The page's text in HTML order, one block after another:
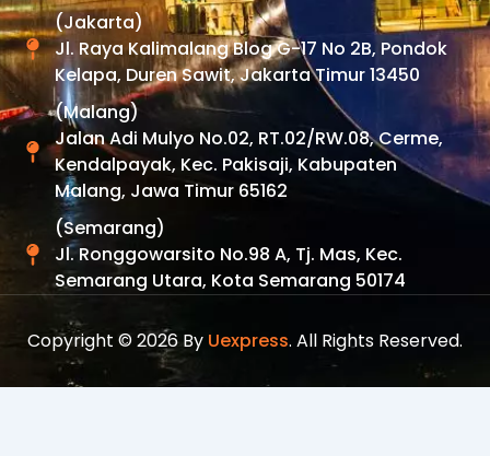
(Jakarta)
Jl. Raya Kalimalang Blog G-17 No 2B, Pondok
Kelapa, Duren Sawit, Jakarta Timur 13450
(Malang)
Jalan Adi Mulyo No.02, RT.02/RW.08, Cerme,
Kendalpayak, Kec. Pakisaji, Kabupaten
Malang, Jawa Timur 65162
(Semarang)
Jl. Ronggowarsito No.98 A, Tj. Mas, Kec.
Semarang Utara, Kota Semarang 50174
Copyright © 2026 By Uexpress. All Rights Reserved.